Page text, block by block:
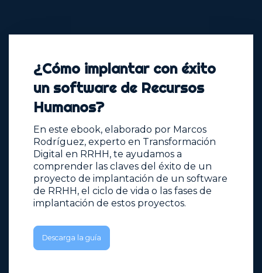
¿Cómo implantar con éxito
un software de Recursos
Humanos?
En este ebook, elaborado por Marcos
Rodríguez, experto en Transformación
Digital en RRHH, te ayudamos a
comprender las claves del éxito de un
proyecto de implantación de un software
de RRHH, el ciclo de vida o las fases de
implantación de estos proyectos.
Descarga la guía